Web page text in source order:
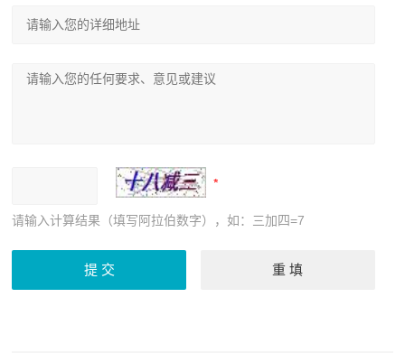
请输入计算结果（填写阿拉伯数字），如：三加四=7